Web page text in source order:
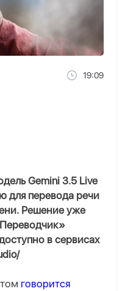
19:09
Gemini 3.5 Live
для перевода речи
Решение уже
в сервисах
говорится